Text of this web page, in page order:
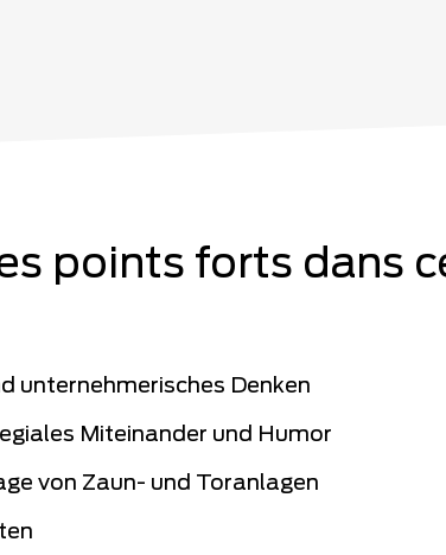
points forts dans
unternehmerisches Denken
Miteinander und Humor
von Zaun- und Toranlagen